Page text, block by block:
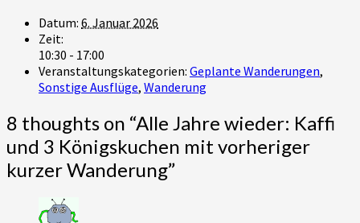
Datum: 6. Januar 2026
Zeit:
10:30 - 17:00
Veranstaltungskategorien: Geplante Wanderungen,
Sonstige Ausflüge, Wanderung
8 thoughts on “Alle Jahre wieder: Kaffi
und 3 Königskuchen mit vorheriger
kurzer Wanderung”